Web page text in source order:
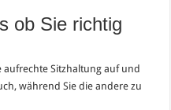
ob Sie richtig
aufrechte Sitzhaltung auf und
während Sie die andere zu